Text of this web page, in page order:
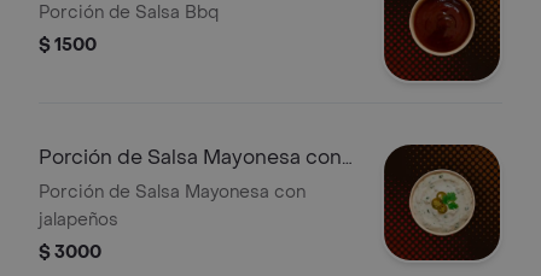
Porción de Salsa Bbq
$ 1500
Porción de Salsa Mayonesa con
jalapeños
Porción de Salsa Mayonesa con
jalapeños
$ 3000